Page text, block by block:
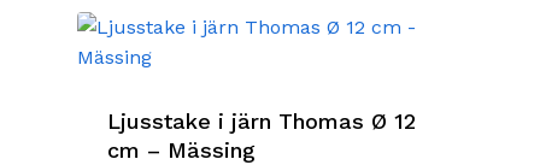
Ljusstake i järn Thomas Ø 12
cm – Mässing